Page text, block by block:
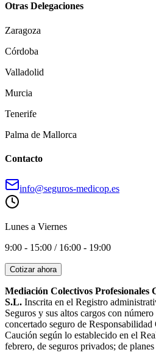
Otras Delegaciones
Zaragoza
Córdoba
Valladolid
Murcia
Tenerife
Palma de Mallorca
Contacto
info@seguros-medicop.es
Lunes a Viernes
9:00 - 15:00 / 16:00 - 19:00
Cotizar ahora
Mediación Colectivos Profesionales
S.L. Inscrita en el Registro
Seguros y sus altos cargos con
concertado seguro de
Caución según lo establecido en el
febrero, de seguros privados; de